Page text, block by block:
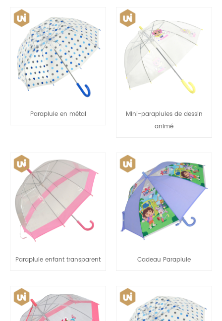
Parapluie en métal
Mini-parapluies de dessin
animé
Parapluie enfant transparent Cadeau Parapluie